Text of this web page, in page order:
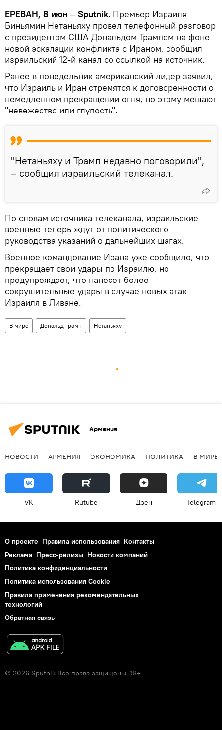
ЕРЕВАН, 8 июн – Sputnik. Премьер Израиля
Биньямин Нетаньяху провел телефонный разговор
с президентом США Дональдом Трампом на фоне
новой эскалации конфликта с Ираном, сообщил
израильский 12-й канал со ссылкой на источник.
Ранее в понедельник американский лидер заявил,
что Израиль и Иран стремятся к договоренности о
немедленном прекращении огня, но этому мешают
"невежество или глупость".
"Нетаньяху и Трамп недавно поговорили",
– сообщил израильский телеканал.
По словам источника телеканала, израильские
военные теперь ждут от политического
руководства указаний о дальнейших шагах.
Военное командование Ирана уже сообщило, что
прекращает свои удары по Израилю, но
предупреждает, что нанесет более
сокрушительные удары в случае новых атак
Израиля в Ливане.
В мире Дональд Трамп Нетаньяху
Армения
НОВОСТИ АРМЕНИЯ ЭКОНОМИКА ПОЛИТИКА В МИРЕ
VK Rutube Дзен Telegram
О проекте Правила использования Контакты
Реклама Пресс-релизы Новости компаний
Политика конфиденциальности
Политика использования Cookie
Правила применения рекомендательных
технологий
Обратная связь
© 2026 Sputnik Все права защищены. 18+